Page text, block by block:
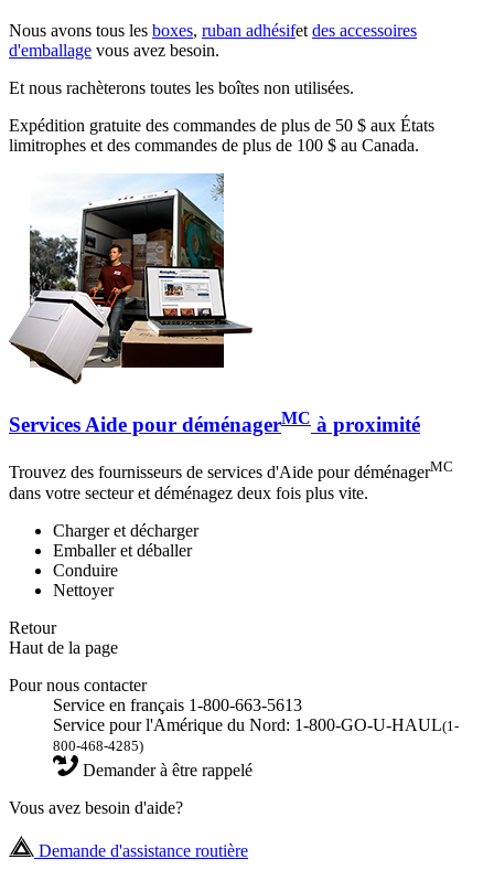
Nous avons tous les boxes, ruban adhésifet des accessoires
d'emballage vous avez besoin.
Et nous rachèterons toutes les boîtes non utilisées.
Expédition gratuite des commandes de plus de 50 $ aux États
limitrophes et des commandes de plus de 100 $ au Canada.
Services Aide pour déménagerMC à proximité
Trouvez des fournisseurs de services d'Aide pour déménagerMC
dans votre secteur et déménagez deux fois plus vite.
Charger et décharger
Emballer et déballer
Conduire
Nettoyer
Retour
Haut de la page
Pour nous contacter
Service en français 1-800-663-5613
Service pour l'Amérique du Nord: 1-800-GO-U-HAUL(1-
800-468-4285)
Demander à être rappelé
Vous avez besoin d'aide?
Demande d'assistance routière